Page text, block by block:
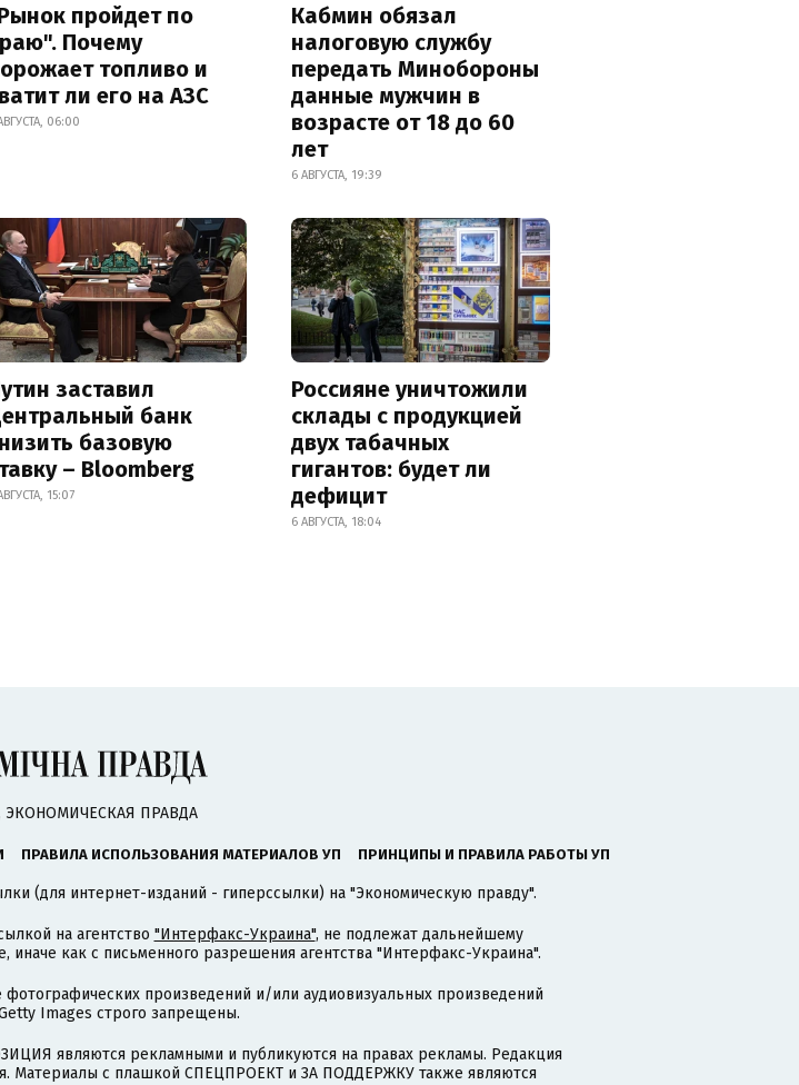
пройдет по
Почему
топливо и
ли его на АЗС
06:00
Кабмин обязал
налоговую службу
передать Минобороны
данные мужчин в
возрасте от 18 до 60
лет
6 АВГУСТА, 19:39
заставил
банк
базовую
– Bloomberg
15:07
Россияне уничтожили
склады с продукцией
двух табачных
гигантов: будет ли
дефицит
6 АВГУСТА, 18:04
ЭКОНОМИЧЕСКАЯ ПРАВДА
ПРАВИЛА ИСПОЛЬЗОВАНИЯ МАТЕРИАЛОВ УП ПРИНЦИПЫ И ПРАВИЛА РАБОТЫ УП
(для интернет-изданий - гиперссылки) на "Экономическую правду".
на агентство "Интерфакс-Украина", не подлежат дальнейшему
как с письменного разрешения агентства "Интерфакс-Украина".
произведений и/или аудиовизуальных произведений
Images строго запрещены.
являются рекламными и публикуются на правах рекламы. Редакция
Материалы с плашкой СПЕЦПРОЕКТ и ЗА ПОДДЕРЖКУ также являются